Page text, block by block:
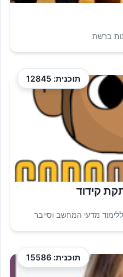
ברשת
תוכנית: 12845
קידוד
מדעי המחשב וסייבר
תוכנית: 15586